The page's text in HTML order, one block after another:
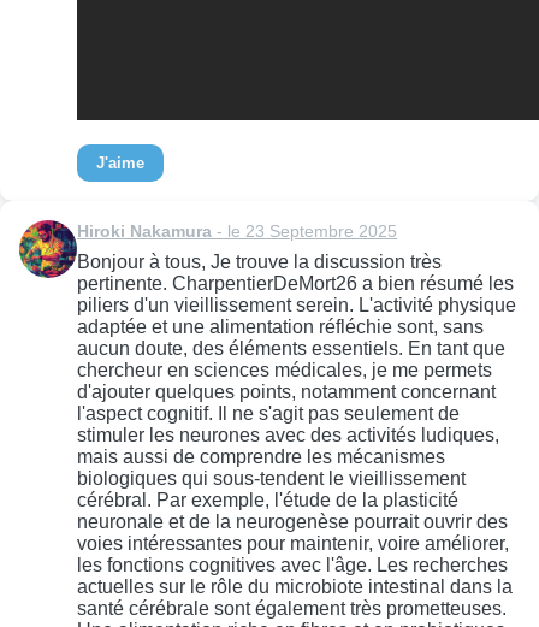
J'aime
Hiroki Nakamura - le 23 Septembre 2025
Bonjour à tous, Je trouve la discussion très
pertinente. CharpentierDeMort26 a bien résumé les
piliers d'un vieillissement serein. L'activité physique
adaptée et une alimentation réfléchie sont, sans
aucun doute, des éléments essentiels. En tant que
chercheur en sciences médicales, je me permets
d'ajouter quelques points, notamment concernant
l'aspect cognitif. Il ne s'agit pas seulement de
stimuler les neurones avec des activités ludiques,
mais aussi de comprendre les mécanismes
biologiques qui sous-tendent le vieillissement
cérébral. Par exemple, l'étude de la plasticité
neuronale et de la neurogenèse pourrait ouvrir des
voies intéressantes pour maintenir, voire améliorer,
les fonctions cognitives avec l'âge. Les recherches
actuelles sur le rôle du microbiote intestinal dans la
santé cérébrale sont également très prometteuses.